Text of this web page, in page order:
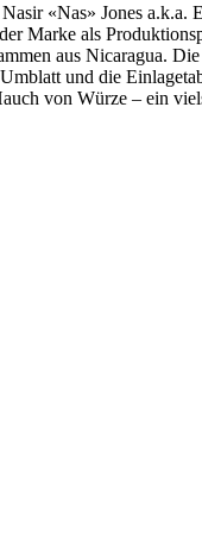
«Nas» Jones a.k.a.
Marke als
aus Nicaragua.
und die
von Würze – ein